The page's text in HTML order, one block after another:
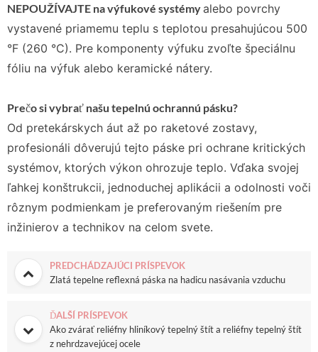
NEPOUŽÍVAJTE na výfukové systémyalebo povrchy
vystavené priamemu teplu s teplotou presahujúcou 500
°F (260 °C). Pre komponenty výfuku zvoľte špeciálnu
fóliu na výfuk alebo keramické nátery.
Prečo si vybrať našu tepelnú ochrannú pásku?
Od pretekárskych áut až po raketové zostavy,
profesionáli dôverujú tejto páske pri ochrane kritických
systémov, ktorých výkon ohrozuje teplo. Vďaka svojej
ľahkej konštrukcii, jednoduchej aplikácii a odolnosti voči
rôznym podmienkam je preferovaným riešením pre
inžinierov a technikov na celom svete.
PREDCHÁDZAJÚCI PRÍSPEVOK
Zlatá tepelne reflexná páska na hadicu nasávania vzduchu
ĎALŠÍ PRÍSPEVOK
Ako zvárať reliéfny hliníkový tepelný štít a reliéfny tepelný štít
z nehrdzavejúcej ocele